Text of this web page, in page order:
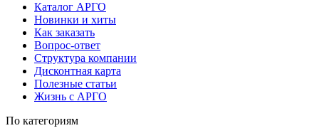
Каталог АРГО
Новинки и хиты
Как заказать
Вопрос-ответ
Структура компании
Дисконтная карта
Полезные статьи
Жизнь с АРГО
По категориям